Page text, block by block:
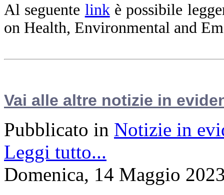
Al seguente link è possibile
on Health, Environmental and
Vai alle altre notizie in
Pubblicato in Notizie in
Leggi tutto...
Domenica, 14 Maggio